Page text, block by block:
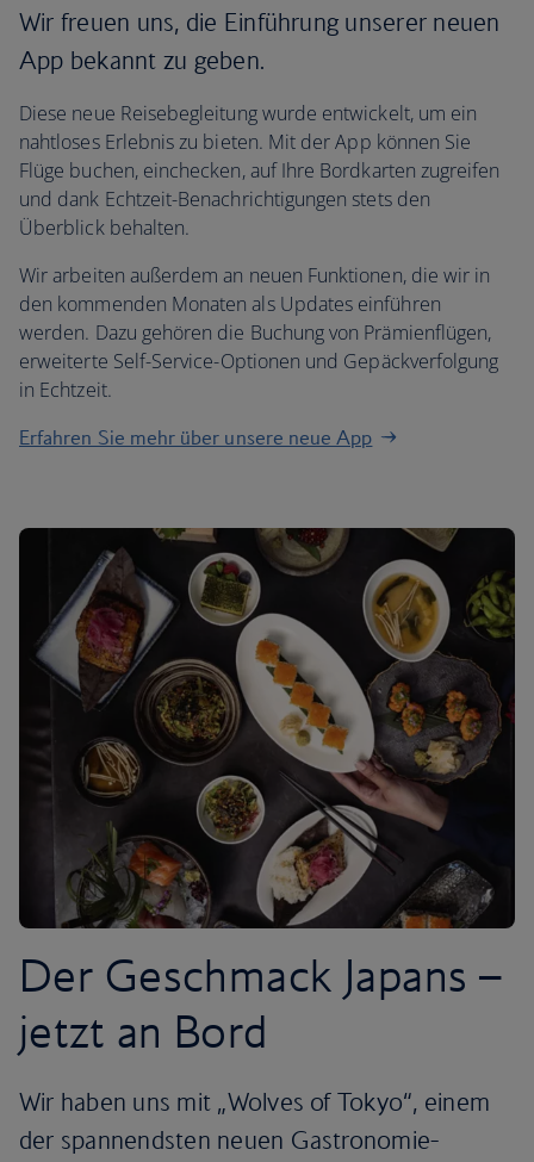
Wir freuen uns, die Einführung unserer neuen
App bekannt zu geben.
Diese neue Reisebegleitung wurde entwickelt, um ein
nahtloses Erlebnis zu bieten. Mit der App können Sie
Flüge buchen, einchecken, auf Ihre Bordkarten zugreifen
und dank Echtzeit-Benachrichtigungen stets den
Überblick behalten.
Wir arbeiten außerdem an neuen Funktionen, die wir in
den kommenden Monaten als Updates einführen
werden. Dazu gehören die Buchung von Prämienflügen,
erweiterte Self-Service-Optionen und Gepäckverfolgung
in Echtzeit.
Erfahren Sie mehr über unsere neue App
Der Geschmack Japans –
jetzt an Bord
Wir haben uns mit „Wolves of Tokyo“, einem
der spannendsten neuen Gastronomie-